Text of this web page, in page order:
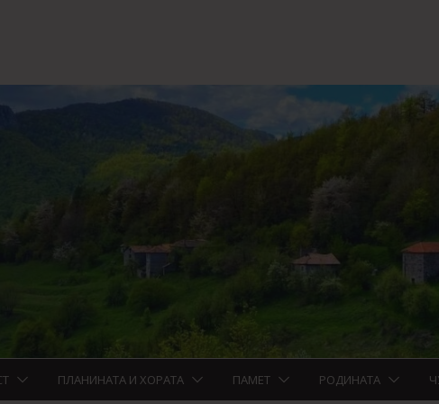
ПЛАНИНАТА И ХОРАТА ПАМЕТ РОДИНАТА